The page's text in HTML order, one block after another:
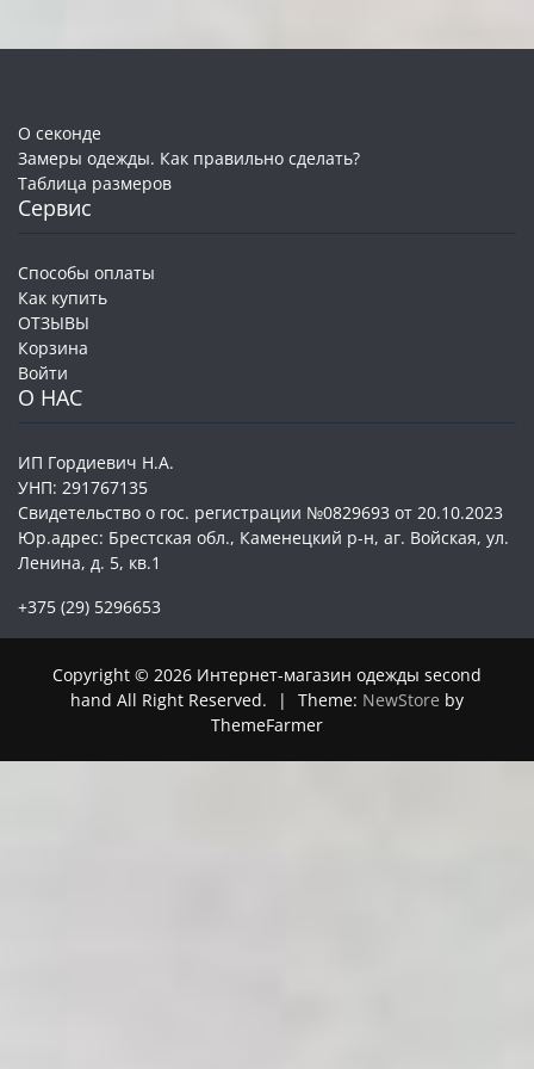
О секонде
Замеры одежды. Как правильно сделать?
Таблица размеров
Сервис
Способы оплаты
Как купить
ОТЗЫВЫ
Корзина
Войти
О НАС
ИП Гордиевич Н.А.
УНП: 291767135
Свидетельство о гос. регистрации №0829693 от 20.10.2023
Юр.адрес: Брестская обл., Каменецкий р-н, аг. Войская, ул.
Ленина, д. 5, кв.1
+375 (29) 5296653
Copyright © 2026 Интернет-магазин одежды second
hand All Right Reserved.
| Theme: NewStore by
ThemeFarmer